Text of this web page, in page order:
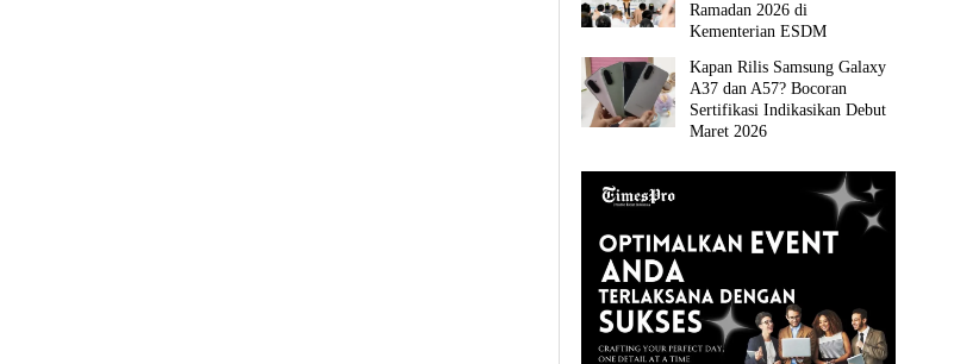
Ramadan 2026 di
Kementerian ESDM
Kapan Rilis Samsung Galaxy
A37 dan A57? Bocoran
Sertifikasi Indikasikan Debut
Maret 2026